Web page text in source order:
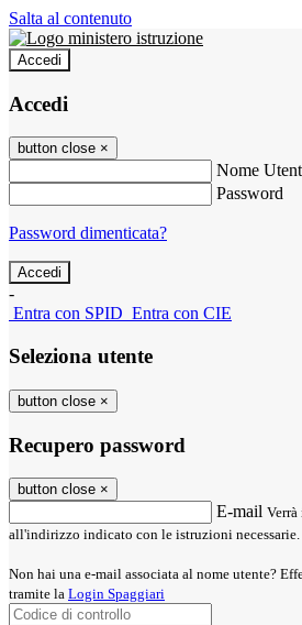
Salta al contenuto
Accedi
Accedi
button close ×
Nome
Password
Password dimenticata?
-
Entra con SPID Entra con CIE
Seleziona utente
button close ×
Recupero password
button close ×
E-mail
all'indirizzo indicato con le istruzioni necessarie.
Non hai una e-mail associata al nome utente?
tramite la Login Spaggiari